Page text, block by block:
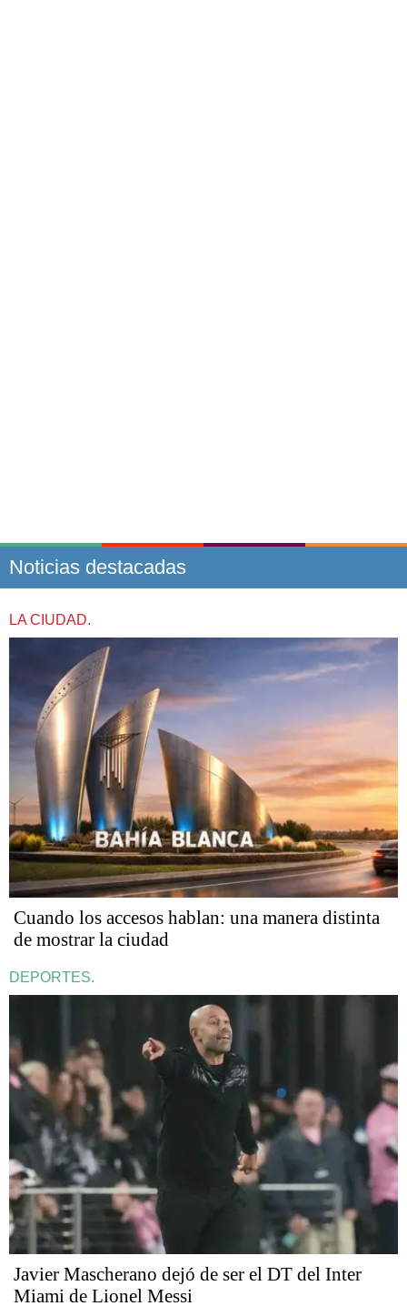
Noticias destacadas
LA CIUDAD.
Cuando los accesos hablan: una manera distinta
de mostrar la ciudad
DEPORTES.
Javier Mascherano dejó de ser el DT del Inter
Miami de Lionel Messi